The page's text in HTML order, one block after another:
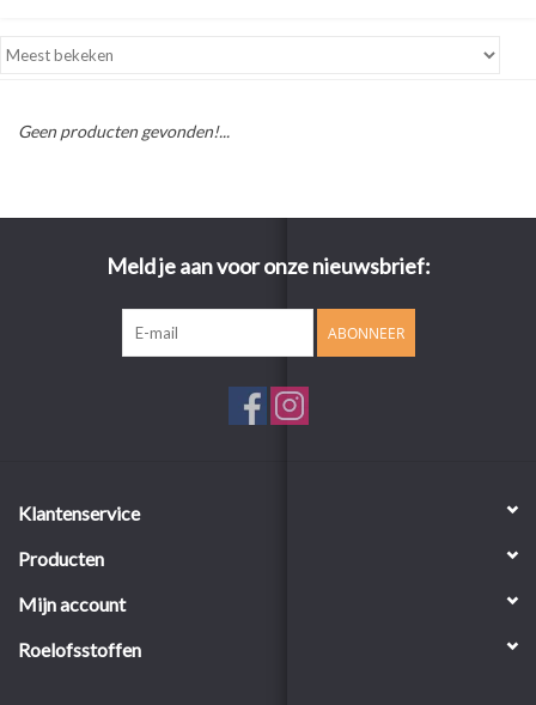
Geen producten gevonden!...
Meld je aan voor onze nieuwsbrief:
ABONNEER
Klantenservice
Producten
Mijn account
Roelofsstoffen